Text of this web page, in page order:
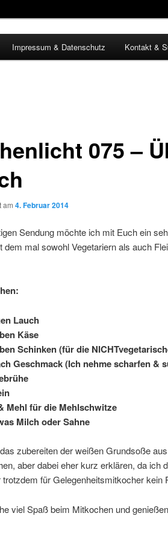
Impressum & Datenschutz Kontakt &
075 –
am 4. Februar 2014
Sendung möchte ich mit Euch ein
dem mal sowohl Vegetariern als auch
Lauch
Käse
Schinken (für die
Geschmack (Ich nehme scharfen &
Mehl für die Mehlschwitze
Milch oder Sahne
zubereiten der weißen Grundsoße
aber dabei eher kurz erklären, da ich
trotzdem für Gelegenheitsmitkocher kein
viel Spaß beim Mitkochen und